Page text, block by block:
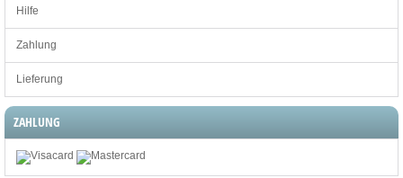
Hilfe
Zahlung
Lieferung
ZAHLUNG